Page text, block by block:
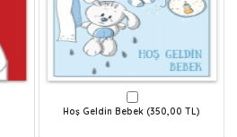
Hoş Geldin Bebek (350,00 TL)